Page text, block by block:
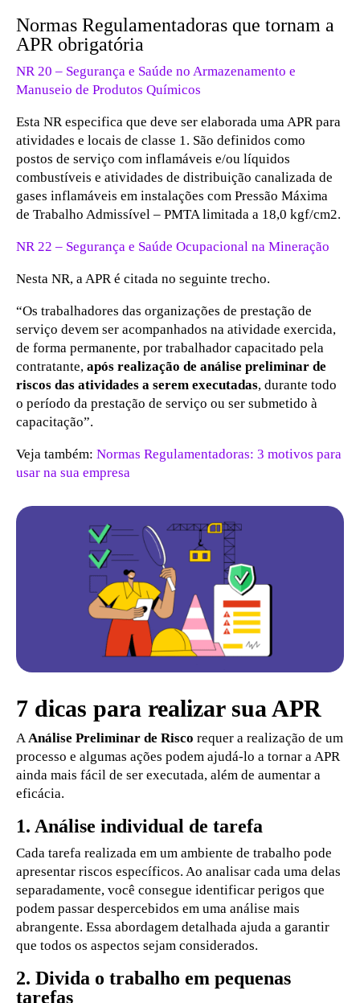
Normas Regulamentadoras que tornam a
APR obrigatória
NR 20 – Segurança e Saúde no Armazenamento e
Manuseio de Produtos Químicos
Esta NR especifica que deve ser elaborada uma APR para
atividades e locais de classe 1. São definidos como
postos de serviço com inflamáveis e/ou líquidos
combustíveis e atividades de distribuição canalizada de
gases inflamáveis em instalações com Pressão Máxima
de Trabalho Admissível – PMTA limitada a 18,0 kgf/cm2.
NR 22 – Segurança e Saúde Ocupacional na Mineração
Nesta NR, a APR é citada no seguinte trecho.
“Os trabalhadores das organizações de prestação de
serviço devem ser acompanhados na atividade exercida,
de forma permanente, por trabalhador capacitado pela
contratante, após realização de análise preliminar de
riscos das atividades a serem executadas, durante todo
o período da prestação de serviço ou ser submetido à
capacitação”.
Veja também: Normas Regulamentadoras: 3 motivos para
usar na sua empresa
7 dicas para realizar sua APR
AAnálise Preliminar de Risco requer a realização de um
processo e algumas ações podem ajudá-lo a tornar a APR
ainda mais fácil de ser executada, além de aumentar a
eficácia.
1. Análise individual de tarefa
Cada tarefa realizada em um ambiente de trabalho pode
apresentar riscos específicos. Ao analisar cada uma delas
separadamente, você consegue identificar perigos que
podem passar despercebidos em uma análise mais
abrangente. Essa abordagem detalhada ajuda a garantir
que todos os aspectos sejam considerados.
2. Divida o trabalho em pequenas
tarefas